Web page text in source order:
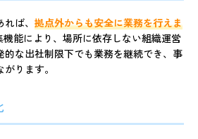
ば、 拠点外からも安全に業務を行えま
機能により、場所に依存しない組織運営
的な出社制限下でも業務を継続でき、事
ります。